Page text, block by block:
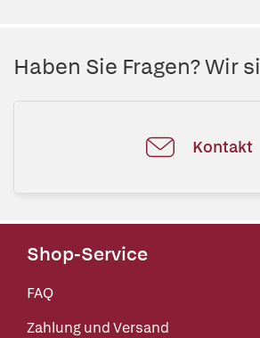
Haben Sie Fragen? Wir
Kontakt
Shop-Service
FAQ
Zahlung und Versand